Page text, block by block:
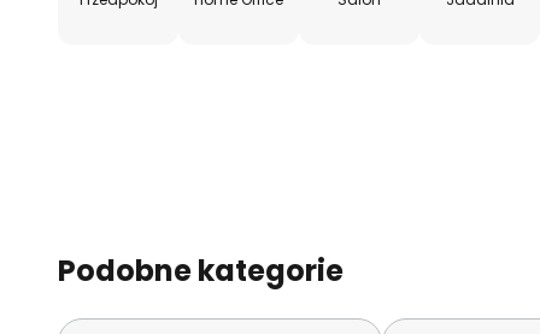
Podobne kategorie